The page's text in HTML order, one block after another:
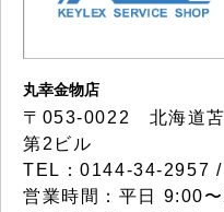
丸幸金物店
〒053-0022 北海道
第2ビル
TEL：0144-34-2957
営業時間：平日 9:00